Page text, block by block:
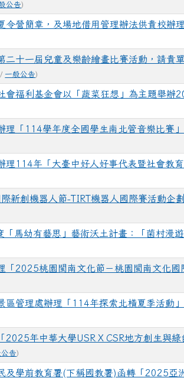
公告)
令營簡章，及場地借用管理辦法供貴校辦
二十一屆兒童及樂齡繪畫比賽活動，請貴
一般公告)
會福利基金會以「蔬菜狂想」為主題舉辦
理「114學年度全國學生南北管音樂比賽
理114年「大臺中好人好事代表暨社會教
新創機器人節-TIRT機器人國際賽活動企劃
「馬幼有藝思」藝術沃土計畫：「菌村漫
「2025桃園閩南文化節－桃園閩南文化國
區管理處辦理「114年探索北橫夏季活動
2025年中華大學USR X CSR地方創生與
公告)
及學前教育署(下稱國教署)函轉「2025亞